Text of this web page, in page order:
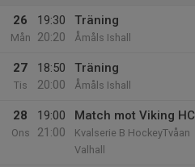
26
Mån
19:30
20:20
Träning
Åmåls Ishall
27
Tis
18:50
20:00
Träning
Åmåls Ishall
28
Ons
19:00
21:00
Match mot Viking HC
Kvalserie B HockeyTvåan
Valhall